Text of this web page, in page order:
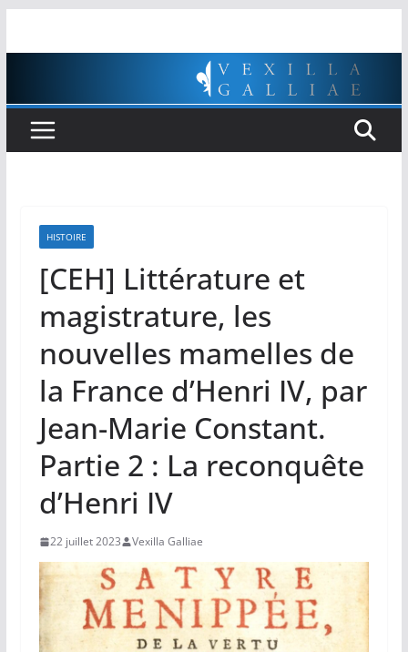
HISTOIRE
[CEH] Littérature et
magistrature, les
nouvelles mamelles de
la France d’Henri IV, par
Jean-Marie Constant.
Partie 2 : La reconquête
d’Henri IV
22 juillet 2023 Vexilla Galliae